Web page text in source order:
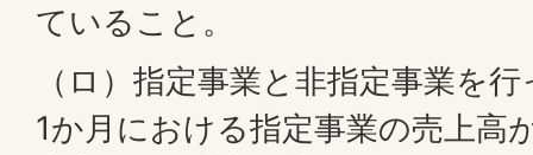
ていること。
（ロ）指定事業と非指定事業を
1か月における指定事業の売上高